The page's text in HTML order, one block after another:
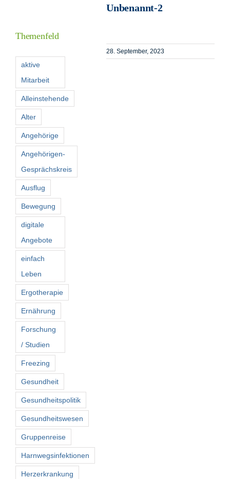
Kontakt
Suche
nach:
Unbenannt-2
28. September, 2023
Themenfeld
aktive
Mitarbeit
Alleinstehende
Alter
Angehörige
Angehörigen-
Gesprächskreis
Ausflug
Bewegung
digitale
Angebote
einfach
Leben
Ergotherapie
Ernährung
Forschung
/ Studien
Freezing
Gesundheit
Gesundheitspolitik
Gesundheitswesen
Gruppenreise
Harnwegsinfektionen
Herzerkrankung